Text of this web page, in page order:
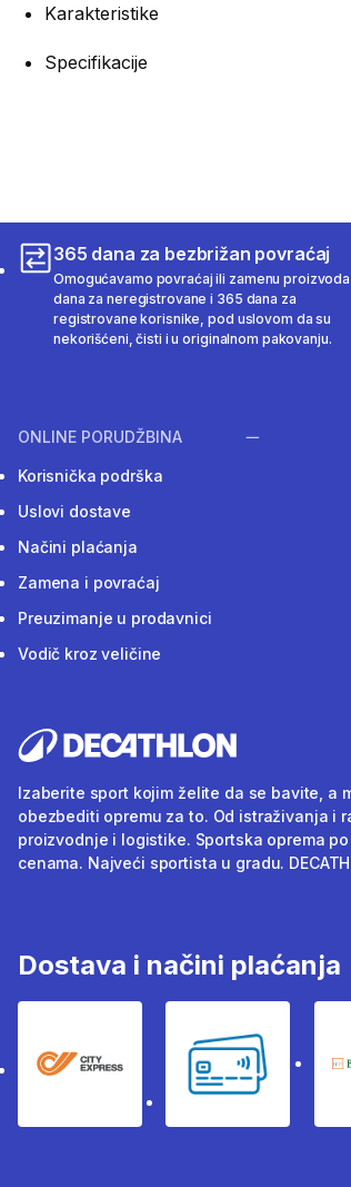
Karakteristike
Specifikacije
365 dana za bezbrižan povraćaj
Omogućavamo povraćaj ili zamenu proizvoda
dana za neregistrovane i 365 dana za
registrovane korisnike, pod uslovom da su
nekorišćeni, čisti i u originalnom pakovanju.
ONLINE PORUDŽBINA
Korisnička podrška
Uslovi dostave
Načini plaćanja
Zamena i povraćaj
Preuzimanje u prodavnici
Vodič kroz veličine
Izaberite sport kojim želite da se bavite, a
obezbediti opremu za to. Od istraživanja i
proizvodnje i logistike. Sportska oprema
cenama. Najveći sportista u gradu.
Dostava i načini plaćanja
City Express Bankovne